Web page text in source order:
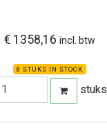
€ 1358,16 incl. btw
8 STUKS IN STOCK
stuks